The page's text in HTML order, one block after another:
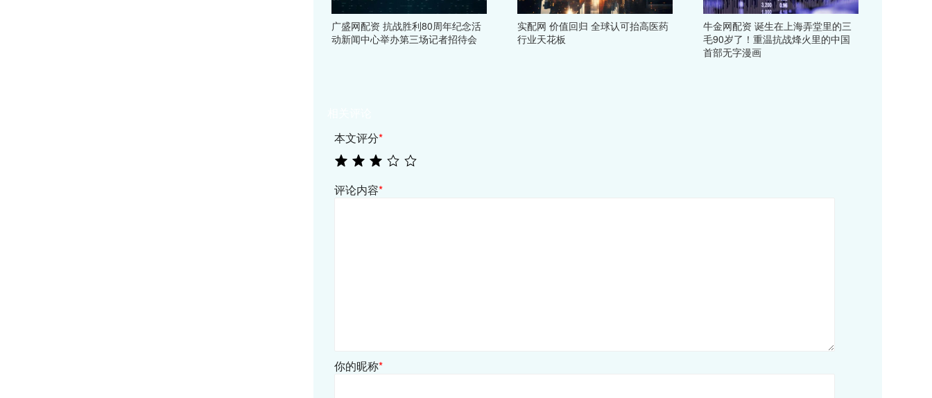
广盛网配资 抗战胜利80周年纪念活
动新闻中心举办第三场记者招待会
实配网 价值回归 全球认可抬高医药
行业天花板
牛金网配资 诞生在上海弄堂里的三
毛90岁了！重温抗战烽火里的中国
首部无字漫画
本文评分*
评论内容*
你的昵称*